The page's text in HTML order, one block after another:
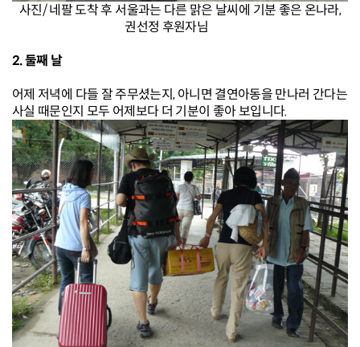
사진/ 네팔 도착 후 서울과는 다른 맑은 날씨에 기분 좋은 온나라,
권선정 후원자님
2. 둘째 날
어제 저녁에 다들 잘 주무셨는지, 아니면 결연아동을 만나러 간다는
사실 때문인지 모두 어제보다 더 기분이 좋아 보입니다.